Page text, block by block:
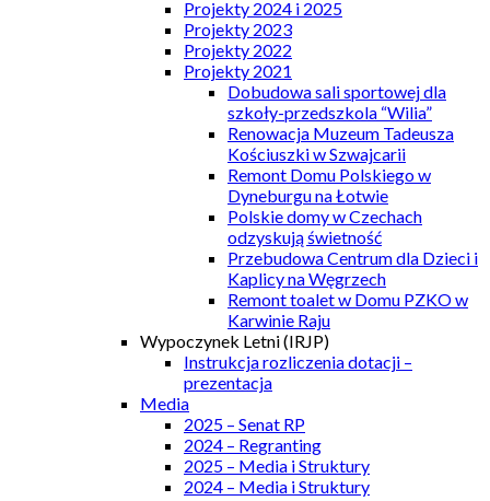
Projekty 2024 i 2025
Projekty 2023
Projekty 2022
Projekty 2021
Dobudowa sali sportowej dla
szkoły-przedszkola “Wilia”
Renowacja Muzeum Tadeusza
Kościuszki w Szwajcarii
Remont Domu Polskiego w
Dyneburgu na Łotwie
Polskie domy w Czechach
odzyskują świetność
Przebudowa Centrum dla Dzieci i
Kaplicy na Węgrzech
Remont toalet w Domu PZKO w
Karwinie Raju
Wypoczynek Letni (IRJP)
Instrukcja rozliczenia dotacji –
prezentacja
Media
2025 – Senat RP
2024 – Regranting
2025 – Media i Struktury
2024 – Media i Struktury